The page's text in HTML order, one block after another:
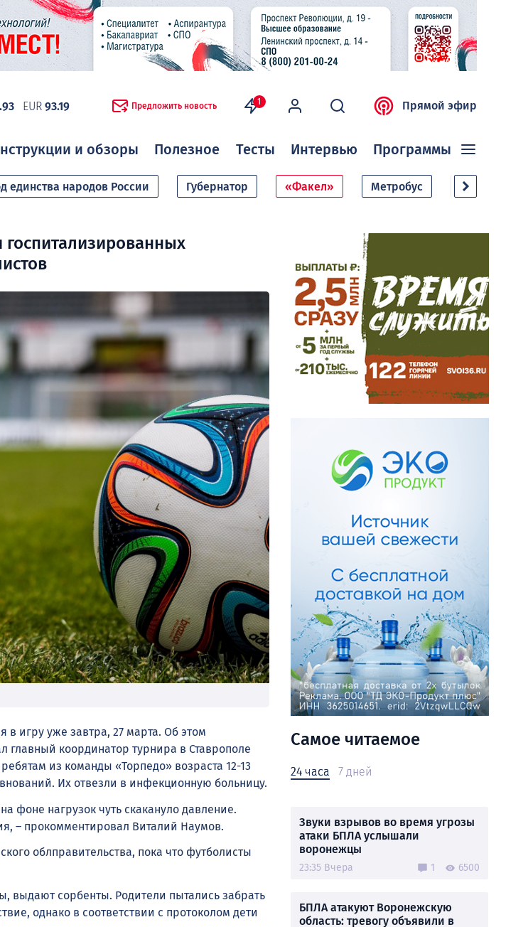
EUR 93.19 Предложить новость 1 Прямой эфир
и обзоры Полезное Тесты Интервью Программы
единства народов России Губернатор «Факел» Метробус Дачный
госпитализированных
игру уже завтра, 27 марта. Об этом
главный координатор турнира в Ставрополе
из команды «Торпедо» возраста 12-13
Их отвезли в инфекционную больницу.
фоне нагрузок чуть скакануло давление.
– прокомментировал Виталий Наумов.
облправительства, пока что футболисты
выдают сорбенты. Родители пытались забрать
однако в соответствии с протоколом дети
Самое читаемое
24 часа 7 дней
Звуки взрывов во время угрозы
атаки БПЛА услышали
воронежцы
23:35 Вчера 1 6500
БПЛА атакуют Воронежскую
область: тревогу объявили в